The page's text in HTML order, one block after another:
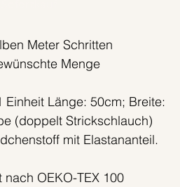
Meter Schritten
Menge
Einheit Länge: 50cm; Breite:
(doppelt Strickschlauch)
mit Elastananteil.
OEKO-TEX 100